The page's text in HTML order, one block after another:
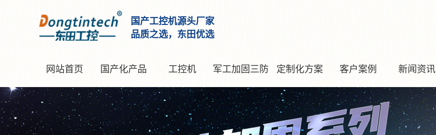
国产工控机源头厂家
品质之选，东田优选
网站首页 国产化产品 工控机 军工加固三防 定制化方案 客户案例 新闻资讯